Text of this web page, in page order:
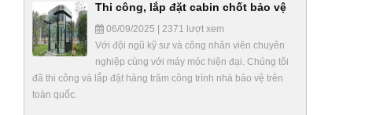
Thi công, lắp đặt cabin chốt bảo vệ
06/09/2025 | 2371 lượt xem
Với đội ngũ kỹ sư và công nhân viên chuyên
nghiệp cùng với máy móc hiện đại. Chúng tôi
đã thi công và lắp đặt hàng trăm công trình nhà bảo vệ trên
toàn quốc.